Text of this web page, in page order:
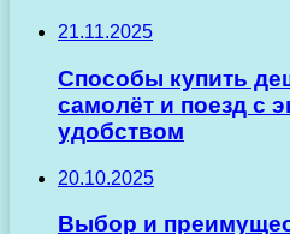
21.11.2025
Способы купить
самолёт и поезд с
удобством
20.10.2025
Выбор и